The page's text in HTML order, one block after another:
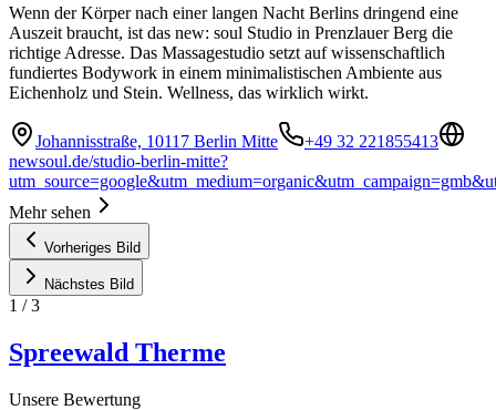
Wenn der Körper nach einer langen Nacht Berlins dringend eine
Auszeit braucht, ist das new: soul Studio in Prenzlauer Berg die
richtige Adresse. Das Massagestudio setzt auf wissenschaftlich
fundiertes Bodywork in einem minimalistischen Ambiente aus
Eichenholz und Stein. Wellness, das wirklich wirkt.
Johannisstraße, 10117 Berlin Mitte
+49 32 221855413
newsoul.de/studio-berlin-mitte?
Mehr sehen
Vorheriges Bild
Nächstes Bild
1 /3
Spreewald Therme
Unsere Bewertung